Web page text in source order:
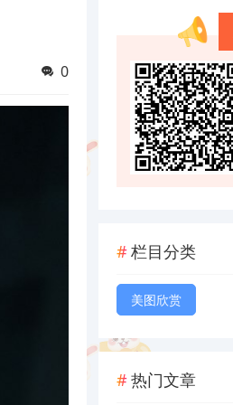
0
栏目分类
美图欣赏
热门文章